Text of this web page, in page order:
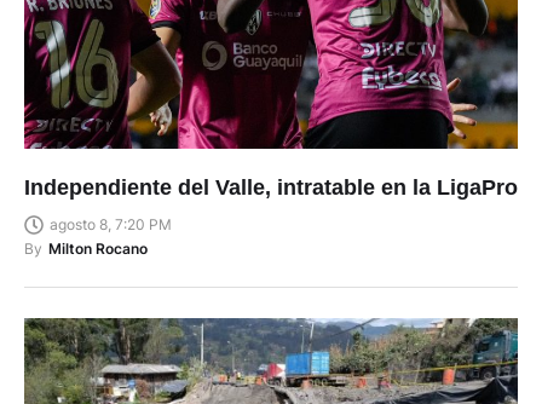
Independiente del Valle, intratable en la LigaPro
agosto 8, 7:20 PM
By Milton Rocano